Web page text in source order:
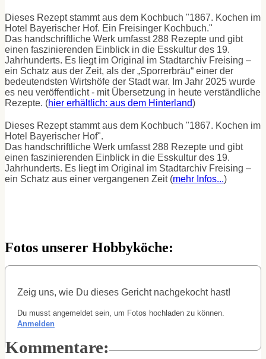
Dieses Rezept stammt aus dem Kochbuch "1867. Kochen im
Hotel Bayerischer Hof. Ein Freisinger Kochbuch."
Das handschriftliche Werk umfasst 288 Rezepte und gibt
einen faszinierenden Einblick in die Esskultur des 19.
Jahrhunderts. Es liegt im Original im Stadtarchiv Freising –
ein Schatz aus der Zeit, als der „Sporrerbräu“ einer der
bedeutendsten Wirtshöfe der Stadt war. Im Jahr 2025 wurde
es neu veröffentlicht - mit Übersetzung in heute verständliche
Rezepte. (hier erhältlich: aus dem Hinterland)
Dieses Rezept stammt aus dem Kochbuch "1867. Kochen im
Hotel Bayerischer Hof".
Das handschriftliche Werk umfasst 288 Rezepte und gibt
einen faszinierenden Einblick in die Esskultur des 19.
Jahrhunderts. Es liegt im Original im Stadtarchiv Freising –
ein Schatz aus einer vergangenen Zeit (mehr Infos...)
Fotos unserer Hobbyköche:
Zeig uns, wie Du dieses Gericht nachgekocht hast!
Du musst angemeldet sein, um Fotos hochladen zu können.
Anmelden